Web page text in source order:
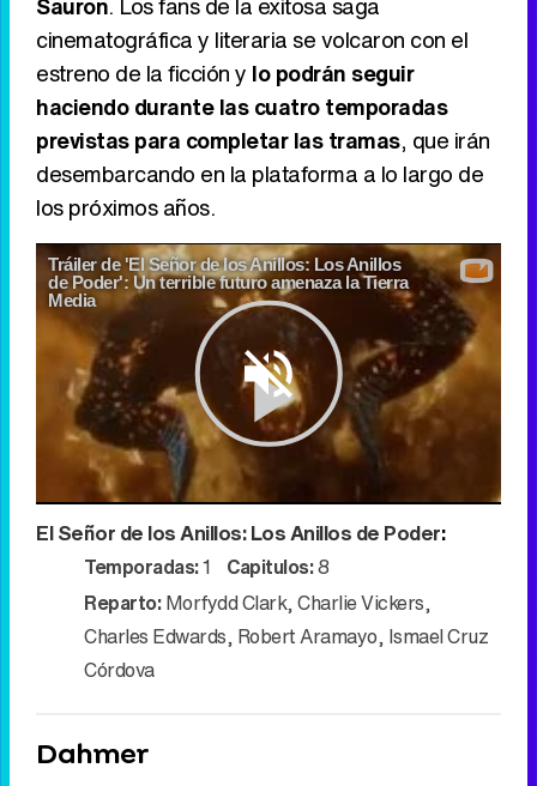
cinematográfica y literaria se volcaron con el
estreno de la ficción y lo podrán seguir
haciendo durante las cuatro temporadas
previstas para completar las tramas, que irán
desembarcando en la plataforma a lo largo de
los próximos años.
Play
Video
Tráiler de 'El Señor de los Anillos: Los Anillos
de Poder': Un terrible futuro amenaza la Tierra
Media
El Señor de los Anillos: Los Anillos de Poder:
Temporadas:1 Capitulos:8
Reparto: Morfydd Clark,Charlie Vickers,
Charles Edwards, Robert Aramayo, Ismael Cruz
Córdova
Dahmer